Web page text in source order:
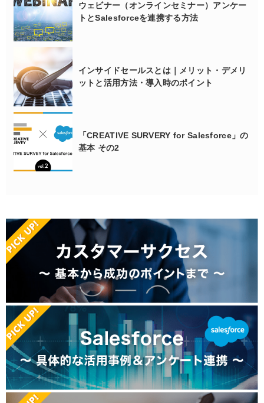
ウェビナー（オンラインセミナー）アンケー
トとSalesforceを連携する方法
インサイドセールスとは｜メリット・デメリ
ットと活用方法・導入時のポイント
「CREATIVE SURVERY for Salesforce」の
基本 その2